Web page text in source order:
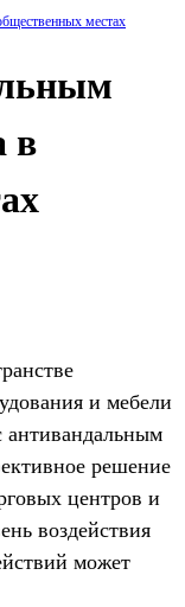
местах
в
и мебели
антивандальным
решение
центров и
воздействия
может